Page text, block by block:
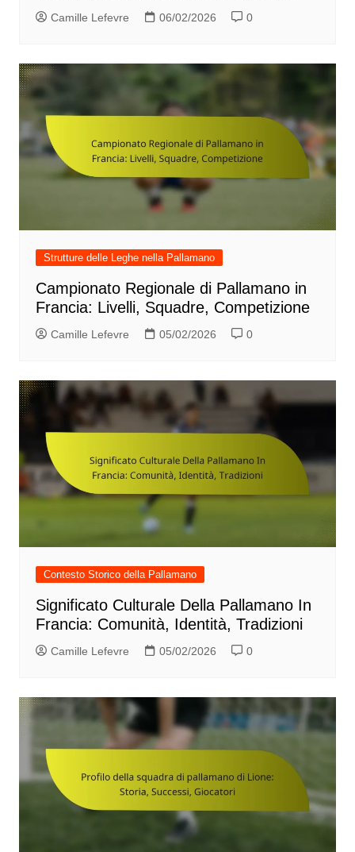
Camille Lefevre 06/02/2026 0
Strutture delle Leghe nella Pallamano
Campionato Regionale di Pallamano in
Francia: Livelli, Squadre, Competizione
Camille Lefevre 05/02/2026 0
Contesto Storico della Pallamano
Significato Culturale Della Pallamano In
Francia: Comunità, Identità, Tradizioni
Camille Lefevre 05/02/2026 0